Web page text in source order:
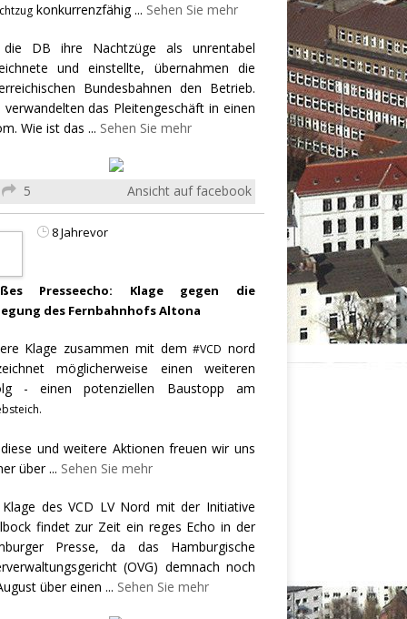
konkurrenzfähig... Sehen Sie mehr
DB ihre Nachtzüge als unrentabel
und einstellte, übernahmen die
Bundesbahnen den Betrieb.
verwandelten das Pleitengeschäft in einen
Wie ist das ... Sehen Sie mehr
5 Ansicht auf facebook
8 Jahrevor
Presseecho: Klage gegen die
des Fernbahnhofs Altona
Klage zusammen mit dem#VCD nord
möglicherweise einen weiteren
- einen potenziellen Baustopp am
und weitere Aktionen freuen wir uns
über... Sehen Sie mehr
des VCD LV Nord mit der Initiative
findet zur Zeit ein reges Echo in der
Presse, da das Hamburgische
(OVG) demnach noch
über einen ... Sehen Sie mehr